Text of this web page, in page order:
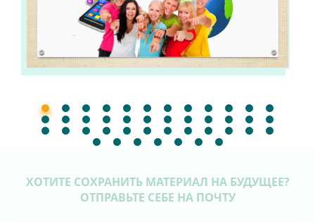
ХОТИТЕ СОХРАНИТЬ МАТЕРИАЛ НА БУДУЩЕЕ?
ОТПРАВЬТЕ СЕБЕ НА ПОЧТУ